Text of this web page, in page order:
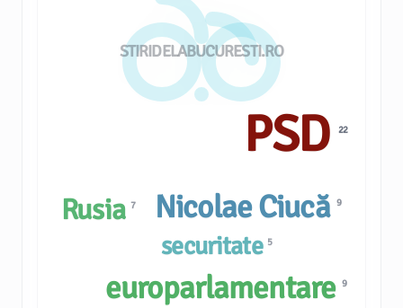
STIRIDELABUCURESTI.RO
Nicolae Ciucă 9
europarlamentare9
PSD22
Rusia7
securitate 5